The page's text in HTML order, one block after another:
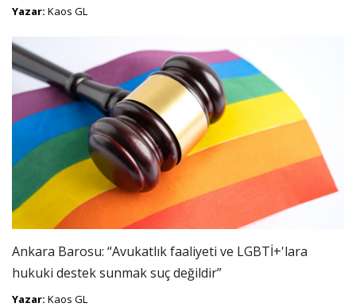
Yazar: Kaos GL
Ankara Barosu: “Avukatlık faaliyeti ve LGBTİ+'lara
hukuki destek sunmak suç değildir”
Yazar: Kaos GL